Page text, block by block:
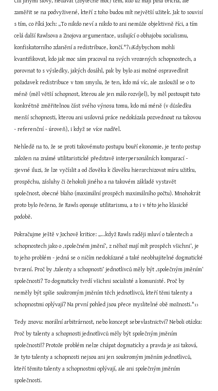
zaměřit se na podvyživené, kteří z toho budou mít největší užitek. Jak to souvisí
s tím, co říká Joch: „To nikdo neví a nikdo to ani nemůže objektivně říci, a tím
celá další Rawlsova a Znojova argumentace, usilující o obhajobu socialismu,
konfiskatorního zdanění a redistribuce, končí."?12Kdybychom mohli
kvantifikovat, kdo jak moc sám pracoval na svých vrozených schopnostech, a
porovnat to s výsledky, jakých dosáhl, pak by bylo asi možné ospravedlnit
požadavek redistribuce v tom smyslu, že ten, kdo má víc, ale zasloužil se o to
méně (měl větší schopnost, kterou ale jen málo rozvíjel), by měl postoupit tuto
konkrétně změřitelnou část svého výnosu tomu, kdo má méně (v důsledku
menší schopnosti, kterou ani usilovná práce nedokázala pozvednout na takovou
- referenční - úroveň), i když se více nadřel.
Nehledě na to, že se proti takovémuto postupu bouří ekonomie, je tento postup
založen na známé utilitaristické představě interpersonálních komparací -
zjevné iluzi, že lze vyčíslit a od člověka k člověku hierarchizovat míru užitku,
prospěchu, zásluhy či čehokoli jiného a na takovém základě vystavět
společnost, obecné blaho (maximální prospěch maximálního počtu). Mnohokrát
proto bylo řečeno, že Rawls oponuje utilitarismu, a to i v této jeho klasické
podobě.
Pokračujme ještě v Jochově kritice: „...když Rawls raději mluví o talentech a
schopnostech jako o ‚společném jmění‘, z něhož mají mít prospěch všichni‘, je
to jeho problém - jedná se o ničím nedokázané a také neobhajitelné dogmatické
tvrzení. Proč by ‚talenty a schopnosti‘ jednotlivců měly být ‚společným jměním‘
společnosti? To dogmaticky tvrdí všichni socialisté a komunisté. Proč by
neměly být spíše soukromým jměním těch jednotlivců, kteří těmi talenty a
schopnostmi oplývají? Na první pohled jsou přece myslitelné obě možnosti."13
Tedy znovu: morální arbitrárnost, nebo koncept sebevlastnictví? Neboli otázka:
Proč by talenty a schopnosti jednotlivců měly být společným jměním
společnosti!? Protože problém nelze chápat dogmaticky a pravda je asi taková,
že tyto talenty a schopnosti nejsou ani jen soukromým jměním jednotlivců,
kteří těmito talenty a schopnostmi oplývají, ale ani společným jměním
společnosti.